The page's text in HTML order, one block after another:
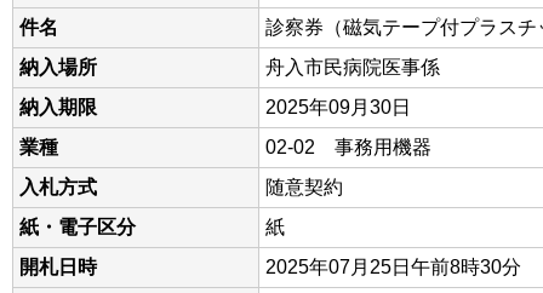
件名
診察券（磁気テープ付プラスチ
納入場所
舟入市民病院医事係
納入期限
2025年09月30日
業種
02-02 事務用機器
入札方式
随意契約
紙・電子区分
紙
開札日時
2025年07月25日午前8時30分